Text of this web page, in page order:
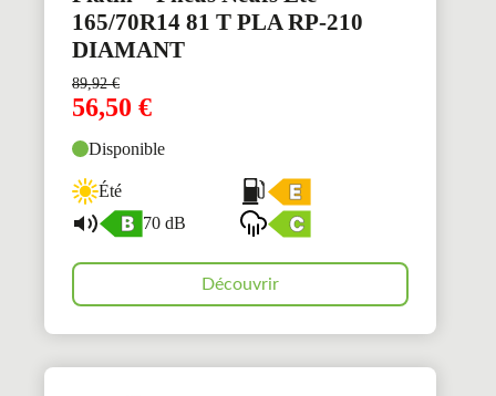
165/70R14 81 T PLA RP-210
DIAMANT
89,92€
56,50 €
Disponible
Été
70 dB
Découvrir